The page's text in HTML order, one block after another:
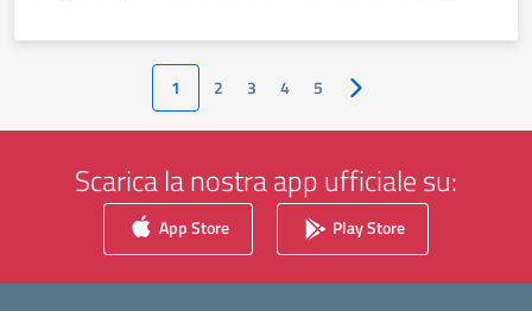
1 2 3 4 5 Pagina successiva
Scarica la nostra app ufficiale su:
App Store Play Store